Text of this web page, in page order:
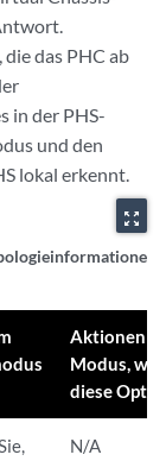
das PHC ab
in der PHS-
und den
lokal erkennt.
zoom_out_map
Aktionen
Modus,
diese
N/A